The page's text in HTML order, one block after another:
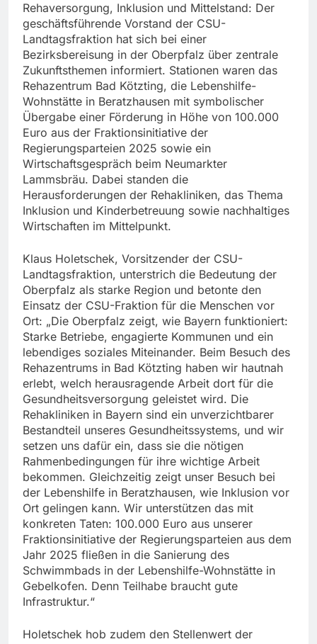
Rehaversorgung, Inklusion und Mittelstand: Der
geschäftsführende Vorstand der CSU-
Landtagsfraktion hat sich bei einer
Bezirksbereisung in der Oberpfalz über zentrale
Zukunftsthemen informiert. Stationen waren das
Rehazentrum Bad Kötzting, die Lebenshilfe-
Wohnstätte in Beratzhausen mit symbolischer
Übergabe einer Förderung in Höhe von 100.000
Euro aus der Fraktionsinitiative der
Regierungsparteien 2025 sowie ein
Wirtschaftsgespräch beim Neumarkter
Lammsbräu. Dabei standen die
Herausforderungen der Rehakliniken, das Thema
Inklusion und Kinderbetreuung sowie nachhaltiges
Wirtschaften im Mittelpunkt.
Klaus Holetschek, Vorsitzender der CSU-
Landtagsfraktion, unterstrich die Bedeutung der
Oberpfalz als starke Region und betonte den
Einsatz der CSU-Fraktion für die Menschen vor
Ort: „Die Oberpfalz zeigt, wie Bayern funktioniert:
Starke Betriebe, engagierte Kommunen und ein
lebendiges soziales Miteinander. Beim Besuch des
Rehazentrums in Bad Kötzting haben wir hautnah
erlebt, welch herausragende Arbeit dort für die
Gesundheitsversorgung geleistet wird. Die
Rehakliniken in Bayern sind ein unverzichtbarer
Bestandteil unseres Gesundheitssystems, und wir
setzen uns dafür ein, dass sie die nötigen
Rahmenbedingungen für ihre wichtige Arbeit
bekommen. Gleichzeitig zeigt unser Besuch bei
der Lebenshilfe in Beratzhausen, wie Inklusion vor
Ort gelingen kann. Wir unterstützen das mit
konkreten Taten: 100.000 Euro aus unserer
Fraktionsinitiative der Regierungsparteien aus dem
Jahr 2025 fließen in die Sanierung des
Schwimmbads in der Lebenshilfe-Wohnstätte in
Gebelkofen. Denn Teilhabe braucht gute
Infrastruktur.“
Holetschek hob zudem den Stellenwert der